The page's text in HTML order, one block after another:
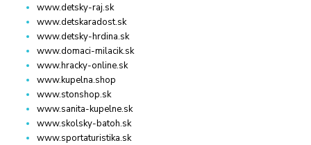
www.detsky-raj.sk
www.detskaradost.sk
www.detsky-hrdina.sk
www.domaci-milacik.sk
www.hracky-online.sk
www.kupelna.shop
www.stonshop.sk
www.sanita-kupelne.sk
www.skolsky-batoh.sk
www.sportaturistika.sk